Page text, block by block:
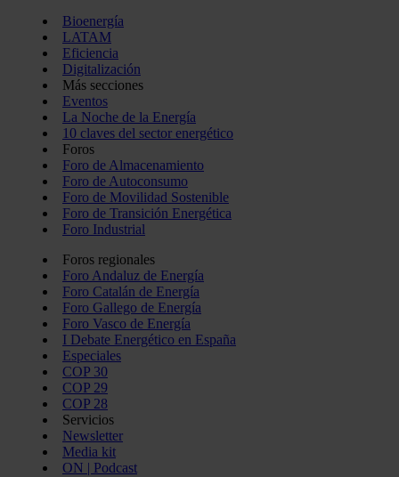
Bioenergía
LATAM
Eficiencia
Digitalización
Más secciones
Eventos
La Noche de la Energía
10 claves del sector energético
Foros
Foro de Almacenamiento
Foro de Autoconsumo
Foro de Movilidad Sostenible
Foro de Transición Energética
Foro Industrial
Foros regionales
Foro Andaluz de Energía
Foro Catalán de Energía
Foro Gallego de Energía
Foro Vasco de Energía
I Debate Energético en España
Especiales
COP 30
COP 29
COP 28
Servicios
Newsletter
Media kit
ON | Podcast